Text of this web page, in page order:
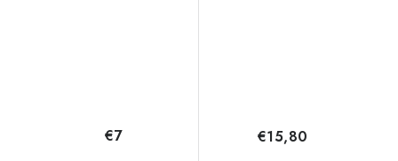
€7 €15,80